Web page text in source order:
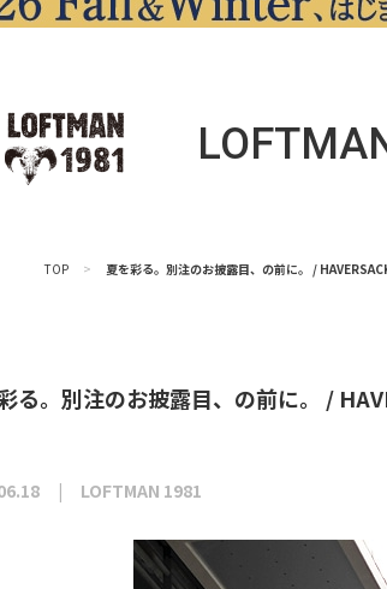
TOP > 夏を彩る。別注のお披露目、の前に。 /
る。別注のお披露目、の前に。 /
LOFTMAN 1981